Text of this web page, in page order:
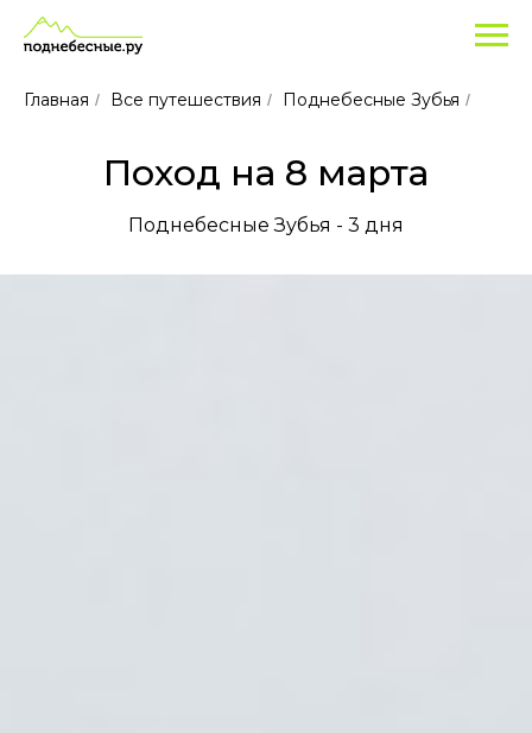
Главная / Все путешествия / Поднебесные Зубья /
Поход на 8 марта
Поднебесные Зубья - 3 дня